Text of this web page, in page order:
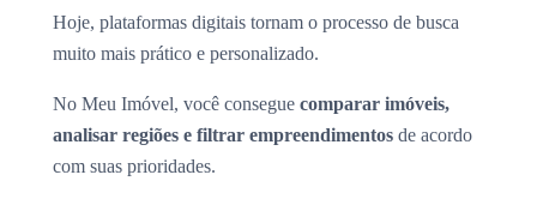
Hoje, plataformas digitais tornam o processo de busca
muito mais prático e personalizado.
No Meu Imóvel, você consegue comparar imóveis,
analisar regiões e filtrar empreendimentos de acordo
com suas prioridades.